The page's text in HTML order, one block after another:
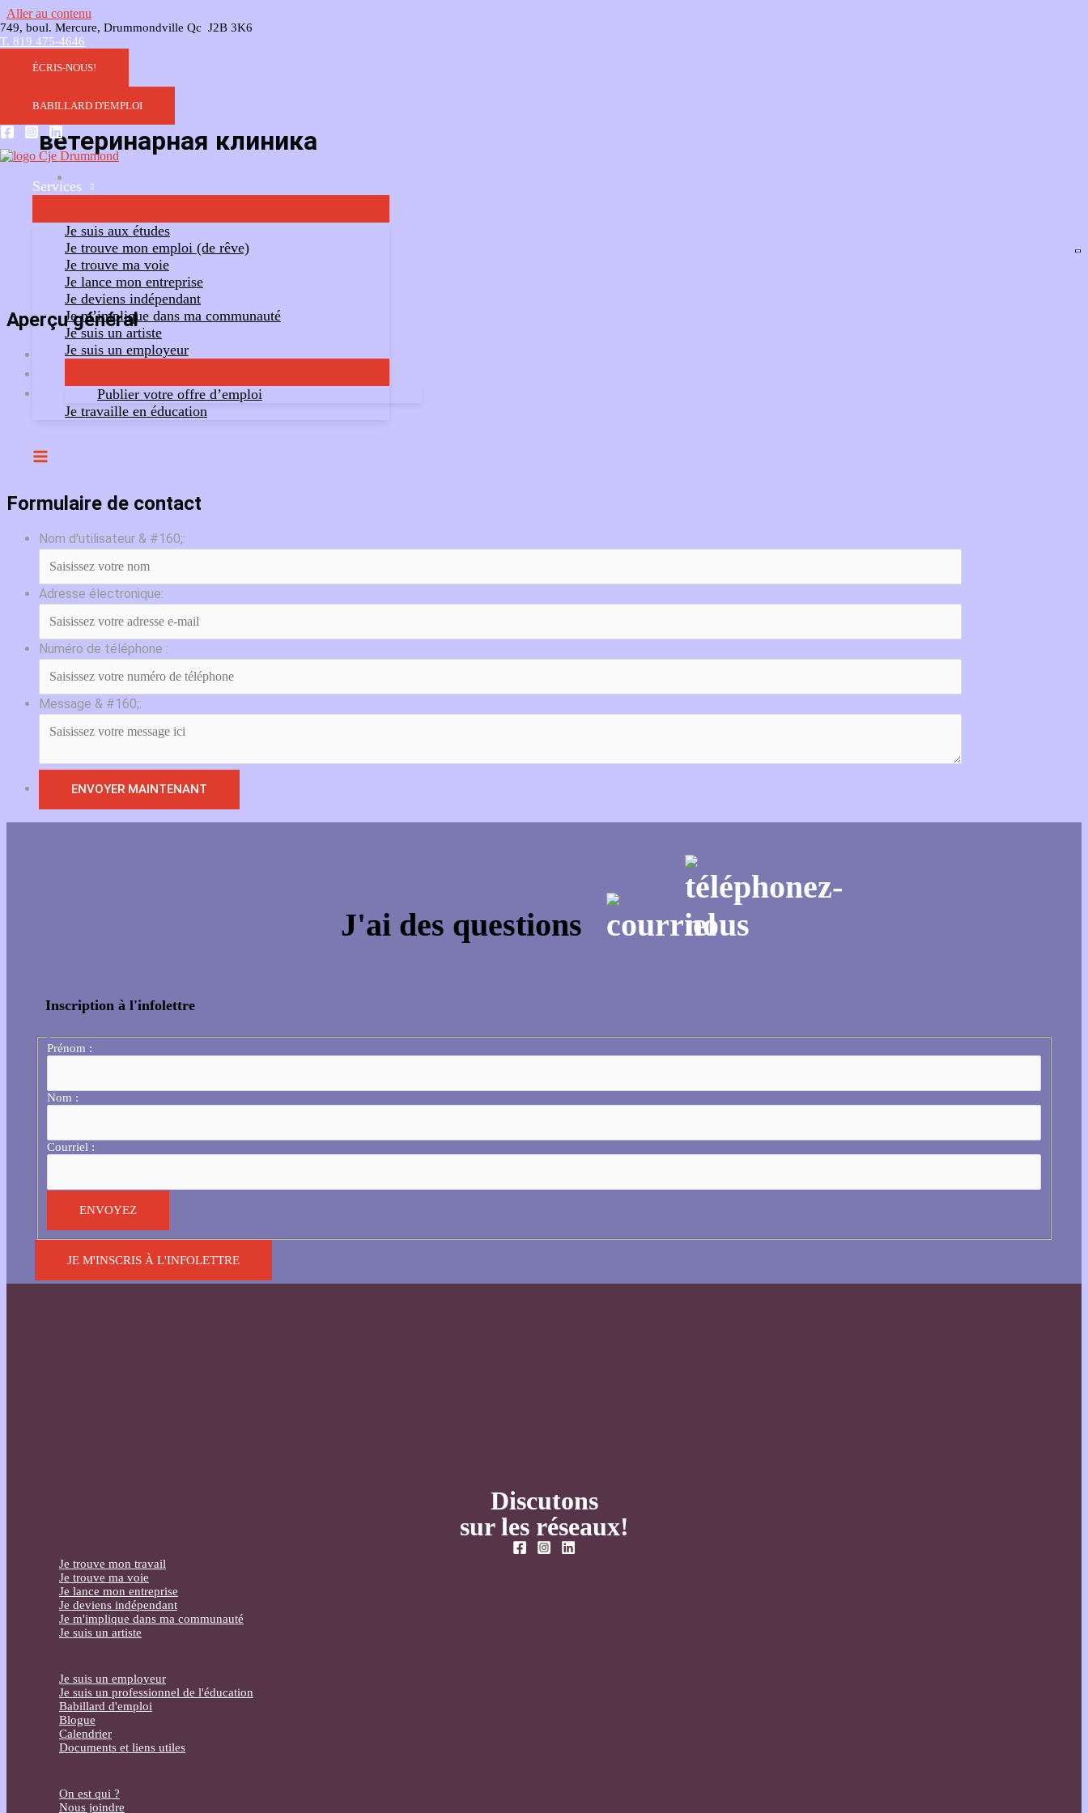
Aller au contenu
749, boul. Mercure, Drummondville Qc J2B 3K6
T. 819 475-4646
ÉCRIS-NOUS!
BABILLARD D'EMPLOI
Services
Je suis aux études
Je trouve mon emploi (de rêve)
Je trouve ma voie
Je lance mon entreprise
Je deviens indépendant
Je m’implique dans ma communauté
Je suis un artiste
Je suis un employeur
Publier votre offre d’emploi
Je travaille en éducation
ветеринарная клиника
Aperçu général
Formulaire de contact
Nom d'utilisateur & #160;:
Adresse électronique:
Numéro de téléphone :
Message & #160;:
J'ai des questions
Inscription à l'infolettre
Prénom :
Nom :
Courriel :
JE M'INSCRIS À L'INFOLETTRE
Discutons
sur les réseaux!
Je trouve mon travail
Je trouve ma voie
Je lance mon entreprise
Je deviens indépendant
Je m'implique dans ma communauté
Je suis un artiste
Je suis un employeur
Je suis un professionnel de l'éducation
Babillard d'emploi
Blogue
Calendrier
Documents et liens utiles
On est qui ?
Nous joindre